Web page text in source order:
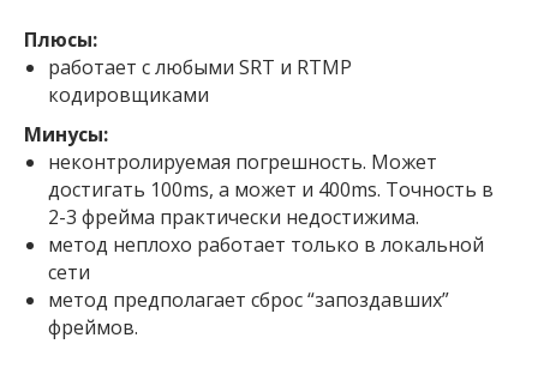
Плюсы:
работает с любыми SRT и RTMP
кодировщиками
Минусы:
неконтролируемая погрешность. Может
достигать 100ms, а может и 400ms. Точность в
2-3 фрейма практически недостижима.
метод неплохо работает только в локальной
сети
метод предполагает сброс “запоздавших”
фреймов.